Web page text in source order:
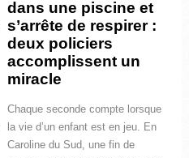
dans une piscine et
s’arrête de respirer :
deux policiers
accomplissent un
miracle
Chaque seconde compte lorsque
la vie d’un enfant est en jeu. En
Caroline du Sud, une fin de